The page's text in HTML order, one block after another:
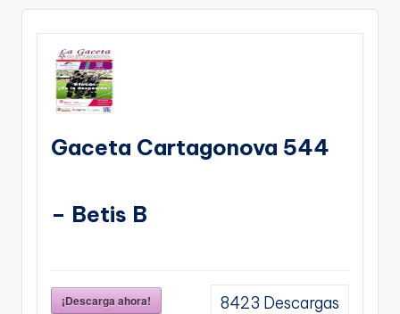
Gaceta Cartagonova 544
– Betis B
¡Descarga ahora! 8423 Descargas